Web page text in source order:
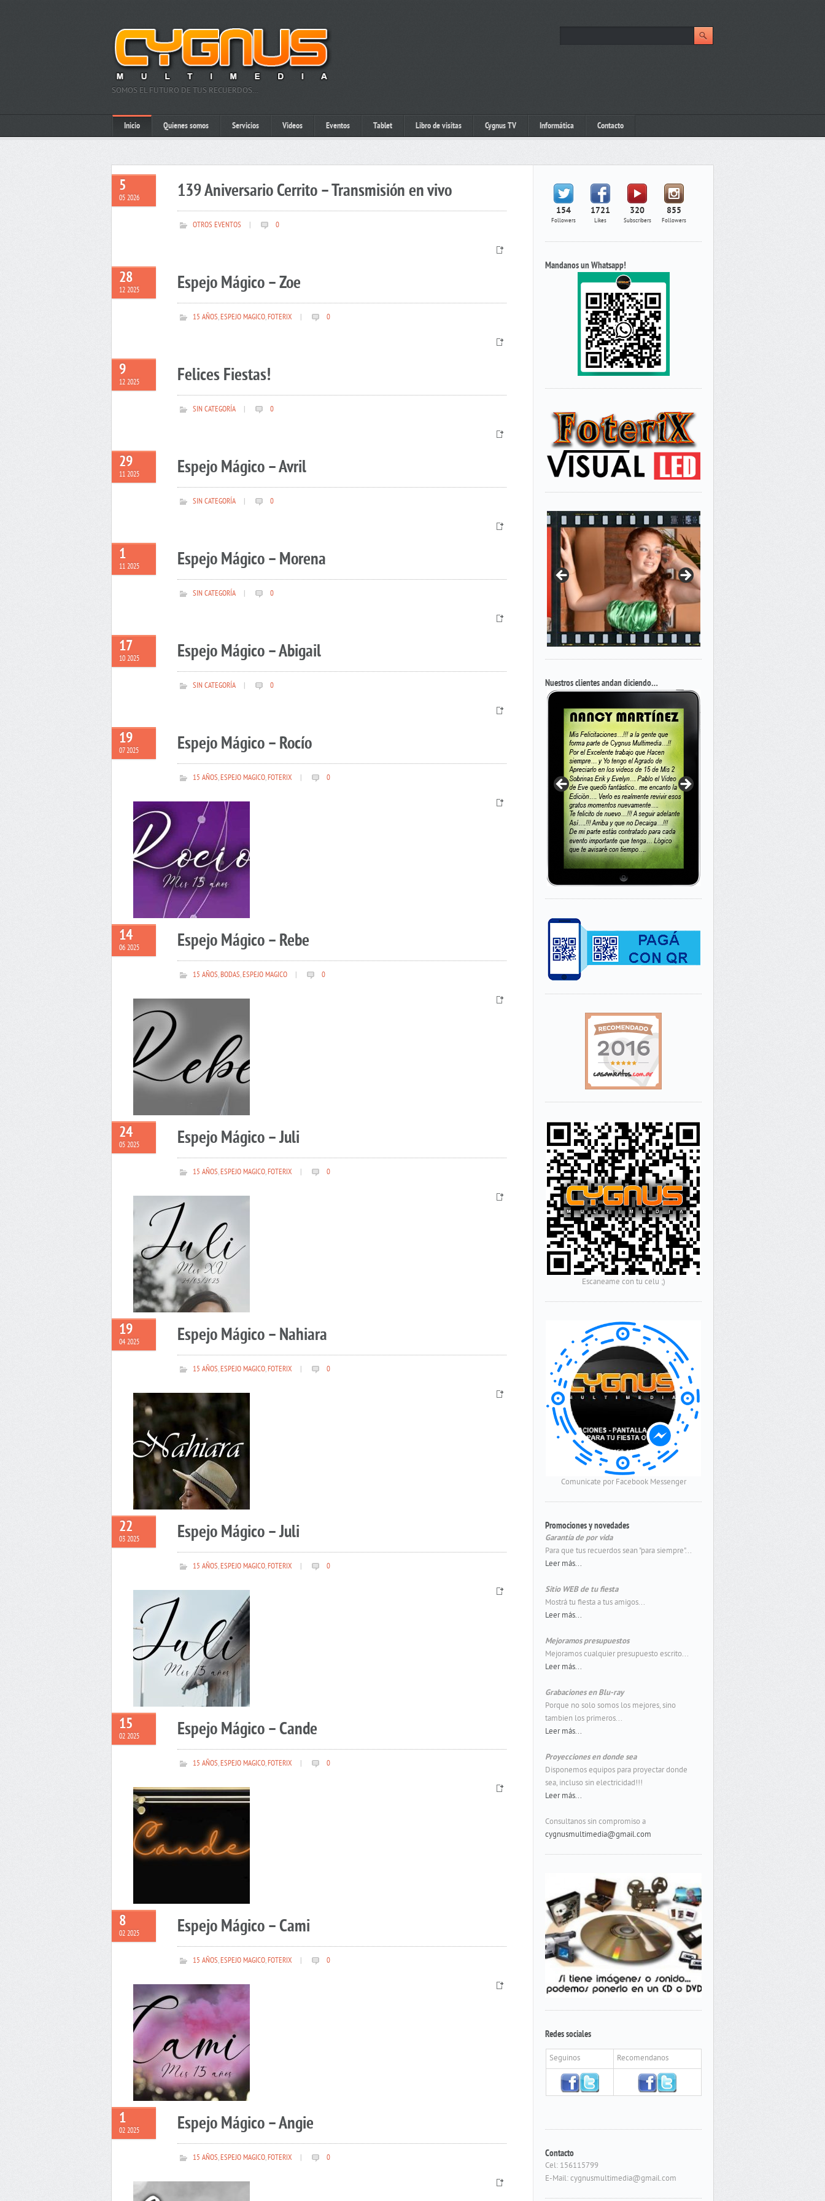
SOMOS EL FUTURO DE TUS RECUERDOS…
Inicio Quienes somos Servicios Videos Eventos Tablet Libro de visitas Cygnus TV Informática Contacto
5
05 2026 139 Aniversario Cerrito – Transmisión en vivo
OTROS EVENTOS 0
28
12 2025 Espejo Mágico – Zoe
15 AÑOS,ESPEJO MAGICO,FOTERIX 0
9
12 2025 Felices Fiestas!
SIN CATEGORÍA 0
29
11 2025 Espejo Mágico – Avril
SIN CATEGORÍA 0
1
11 2025 Espejo Mágico – Morena
SIN CATEGORÍA 0
17
10 2025 Espejo Mágico – Abigail
SIN CATEGORÍA 0
19
07 2025 Espejo Mágico – Rocío
15 AÑOS,ESPEJO MAGICO,FOTERIX 0
14
06 2025 Espejo Mágico – Rebe
15 AÑOS,BODAS,ESPEJO MAGICO 0
24
05 2025 Espejo Mágico – Juli
15 AÑOS,ESPEJO MAGICO,FOTERIX 0
19
04 2025 Espejo Mágico – Nahiara
15 AÑOS,ESPEJO MAGICO,FOTERIX 0
22
03 2025 Espejo Mágico – Juli
15 AÑOS,ESPEJO MAGICO,FOTERIX 0
15
02 2025 Espejo Mágico – Cande
15 AÑOS,ESPEJO MAGICO,FOTERIX 0
8
02 2025 Espejo Mágico – Cami
15 AÑOS,ESPEJO MAGICO,FOTERIX 0
1
02 2025 Espejo Mágico – Angie
15 AÑOS,ESPEJO MAGICO,FOTERIX 0
154
Followers
1721
Likes
320
Subscribers
855
Followers
Mandanos un Whatsapp!
Nuestros clientes andan diciendo…
Escaneame con tu celu ;)
Comunicate por Facebook Messenger
Promociones y novedades
Garantía de por vida
Para que tus recuerdos sean "para siempre"...
Leer más...
Sitio WEB de tu fiesta
Mostrá tu fiesta a tus amigos...
Leer más...
Mejoramos presupuestos
Mejoramos cualquier presupuesto escrito...
Leer más...
Grabaciones en Blu-ray
Porque no solo somos los mejores, sino
tambien los primeros...
Leer más...
Proyecciones en donde sea
Disponemos equipos para proyectar donde
sea, incluso sin electricidad!!!
Leer más...
Consultanos sin compromiso a
cygnusmultimedia@gmail.com
Redes sociales
Seguinos Recomendanos
Cel: 156115799